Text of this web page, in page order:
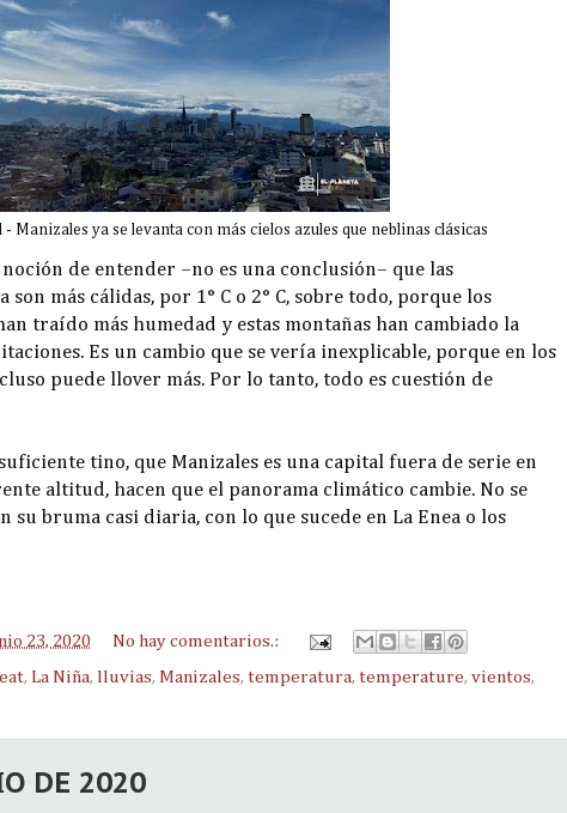
- Manizales ya se levanta con más cielos azules que neblinas clásicas
de entender –no es una conclusión– que las
más cálidas, por 1° C o 2° C, sobre todo, porque los
traído más humedad y estas montañas han cambiado la
Es un cambio que se vería inexplicable, porque en los
puede llover más. Por lo tanto, todo es cuestión de
tino, que Manizales es una capital fuera de serie en
altitud, hacen que el panorama climático cambie. No se
su bruma casi diaria, con lo que sucede en La Enea o los
23, 2020 No hay comentarios.:
, La Niña, lluvias, Manizales, temperatura, temperature, vientos,
DE 2020